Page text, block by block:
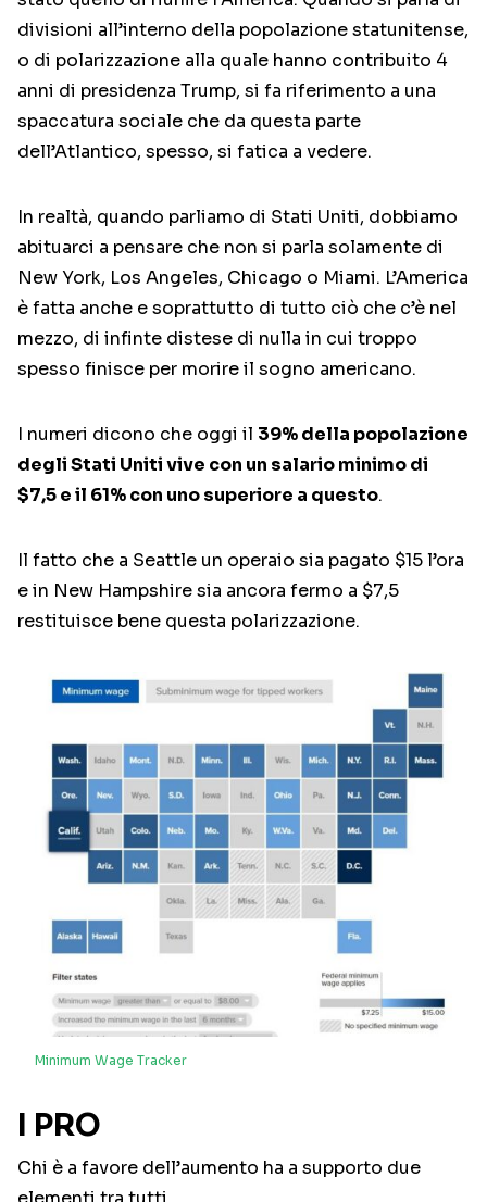
divisioni all’interno della popolazione statunitense,
o di polarizzazione alla quale hanno contribuito 4
anni di presidenza Trump, si fa riferimento a una
spaccatura sociale che da questa parte
dell’Atlantico, spesso, si fatica a vedere.
In realtà, quando parliamo di Stati Uniti, dobbiamo
abituarci a pensare che non si parla solamente di
New York, Los Angeles, Chicago o Miami. L’America
è fatta anche e soprattutto di tutto ciò che c’è nel
mezzo, di infinte distese di nulla in cui troppo
spesso finisce per morire il sogno americano.
I numeri dicono che oggi il 39% della popolazione
degli Stati Uniti vive con un salario minimo di
$7,5 e il 61% con uno superiore a questo.
Il fatto che a Seattle un operaio sia pagato $15 l’ora
e in New Hampshire sia ancora fermo a $7,5
restituisce bene questa polarizzazione.
Minimum Wage Tracker
I PRO
Chi è a favore dell’aumento ha a supporto due